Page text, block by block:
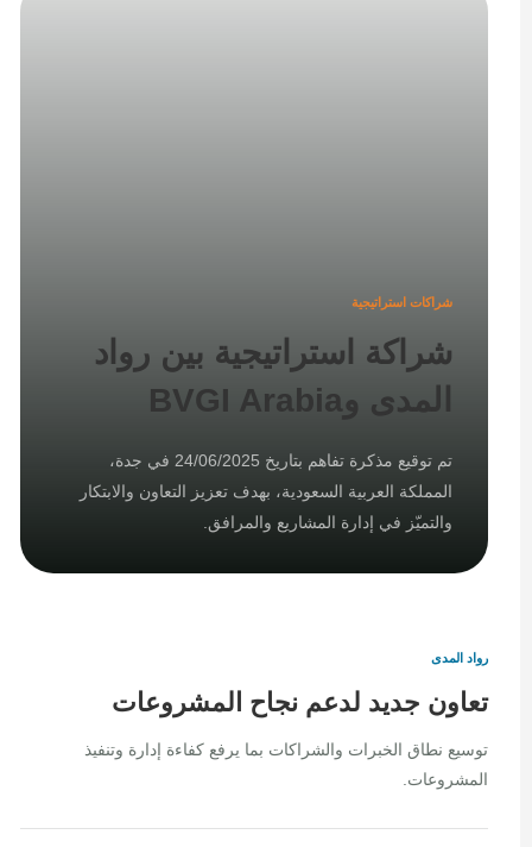
شراكات استراتيجية
شراكة استراتيجية بين رواد
المدى وBVGI Arabia
تم توقيع مذكرة تفاهم بتاريخ 24/06/2025 في جدة،
المملكة العربية السعودية، بهدف تعزيز التعاون والابتكار
والتميّز في إدارة المشاريع والمرافق.
رواد المدى
تعاون جديد لدعم نجاح المشروعات
توسيع نطاق الخبرات والشراكات بما يرفع كفاءة إدارة وتنفيذ
المشروعات.